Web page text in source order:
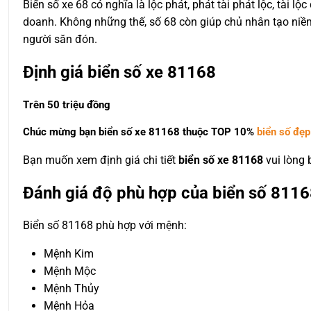
Biển số xe 68 có nghĩa là lộc phát, phát tài phát lộc, tài
doanh. Không những thế, số 68 còn giúp chủ nhân tạo
người săn đón.
Định giá biển số xe 81168
Trên 50 triệu đồng
Chúc mừng bạn biển số xe 81168 thuộc TOP 10% biển số đẹp
Bạn muốn xem định giá chi tiết biển số xe 81168 vui lòng
Đánh giá độ phù hợp của biển số
Biển số 81168 phù hợp với mệnh:
Mệnh Kim
Mệnh Mộc
Mệnh Thủy
Mệnh Hỏa